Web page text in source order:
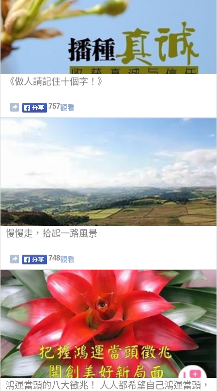
《做人請記住十個字！》
757觀看
慢慢走，拾起一路風景
748觀看
鴻運當頭的八大徵兆！ 人人都希望自己鴻運當頭，